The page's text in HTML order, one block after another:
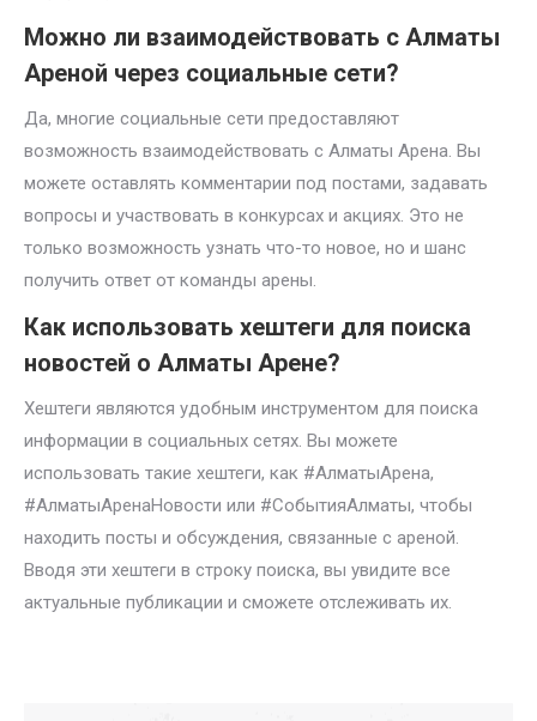
Можно ли взаимодействовать с Алматы
Ареной через социальные сети?
Да, многие социальные сети предоставляют
возможность взаимодействовать с Алматы Арена. Вы
можете оставлять комментарии под постами, задавать
вопросы и участвовать в конкурсах и акциях. Это не
только возможность узнать что-то новое, но и шанс
получить ответ от команды арены.
Как использовать хештеги для поиска
новостей о Алматы Арене?
Хештеги являются удобным инструментом для поиска
информации в социальных сетях. Вы можете
использовать такие хештеги, как #АлматыАрена,
#АлматыАренаНовости или #СобытияАлматы, чтобы
находить посты и обсуждения, связанные с ареной.
Вводя эти хештеги в строку поиска, вы увидите все
актуальные публикации и сможете отслеживать их.